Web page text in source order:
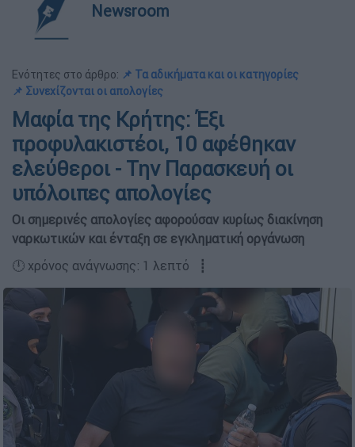
Newsroom
Ενότητες στο άρθρο: 📌 Τα αδικήματα και οι κατηγορίες
📌 Συνεχίζονται οι απολογίες
Μαφία της Κρήτης: Έξι
προφυλακιστέοι, 10 αφέθηκαν
ελεύθεροι - Την Παρασκευή οι
υπόλοιπες απολογίες
Οι σημερινές απολογίες αφορούσαν κυρίως διακίνηση
ναρκωτικών και ένταξη σε εγκληματική οργάνωση
🕛 χρόνος ανάγνωσης: 1 λεπτό ┋